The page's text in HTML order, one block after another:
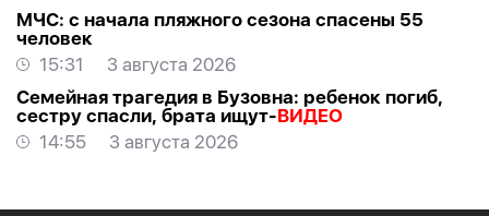
МЧС: с начала пляжного сезона спасены 55
человек
15:31
3 августа 2026
Семейная трагедия в Бузовна: ребенок погиб,
сестру спасли, брата ищут-ВИДЕО
14:55
3 августа 2026